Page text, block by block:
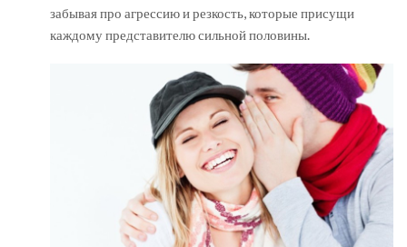
забывая про агрессию и резкость, которые присущи
каждому представителю сильной половины.